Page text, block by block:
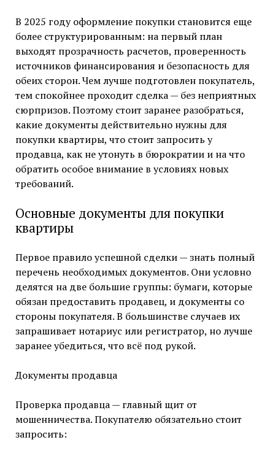
В 2025 году оформление покупки становится еще
более структурированным: на первый план
выходят прозрачность расчетов, проверенность
источников финансирования и безопасность для
обеих сторон. Чем лучше подготовлен покупатель,
тем спокойнее проходит сделка — без неприятных
сюрпризов. Поэтому стоит заранее разобраться,
какие документы действительно нужны для
покупки квартиры, что стоит запросить у
продавца, как не утонуть в бюрократии и на что
обратить особое внимание в условиях новых
требований.
Основные документы для покупки
квартиры
Первое правило успешной сделки — знать полный
перечень необходимых документов. Они условно
делятся на две большие группы: бумаги, которые
обязан предоставить продавец, и документы со
стороны покупателя. В большинстве случаев их
запрашивает нотариус или регистратор, но лучше
заранее убедиться, что всё под рукой.
Документы продавца
Проверка продавца — главный щит от
мошенничества. Покупателю обязательно стоит
запросить: